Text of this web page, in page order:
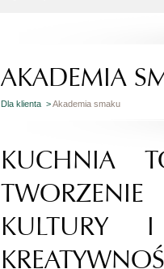
AKADEMIA
Dla klienta >Akademia smaku
KUCHNIA
KULTURY I